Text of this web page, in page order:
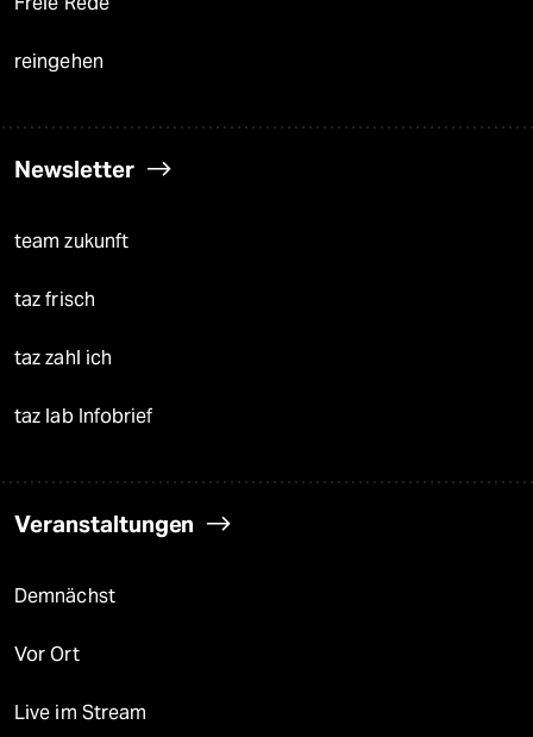
reingehen
Newsletter
team zukunft
taz frisch
taz zahl ich
taz lab Infobrief
Veranstaltungen
Demnächst
Vor Ort
Live im Stream